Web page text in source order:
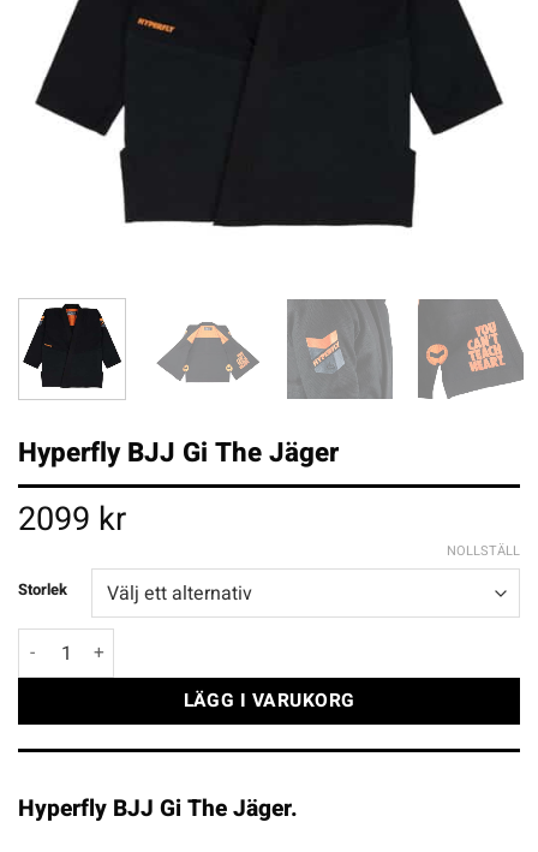
Hyperfly BJJ Gi The Jäger
2099 kr
Storlek
NOLLSTÄLL
Hyperfly BJJ Gi The Jäger mängd
LÄGG I VARUKORG
Hyperfly BJJ Gi The Jäger.